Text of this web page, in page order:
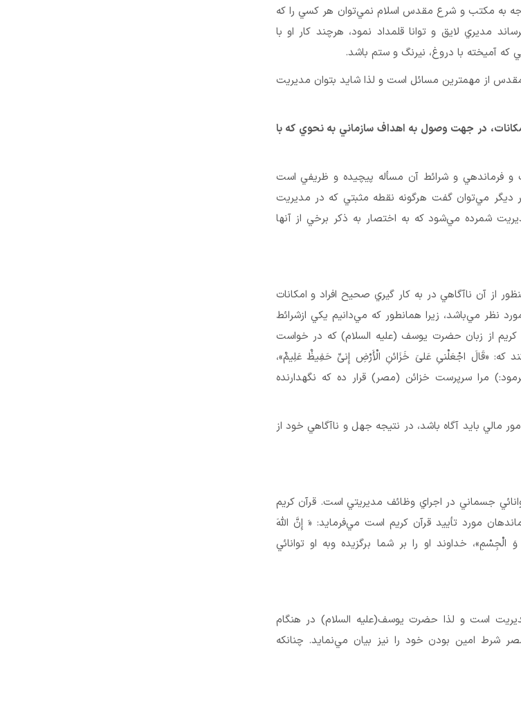
به مكتب و شرع مقدس اسلام نمي‌توان هر كسي را كه
مديري لايق و توانا قلمداد نمود، هرچند كار او با
كه آميخته با دروغ، نيرنگ و ستم باشد.
از مهمترين مسائل است و لذا شايد بتوان مديريت
در جهت وصول به اهداف سازماني به نحوي كه با
و فرماندهي و شرائط آن مسأله پيچيده و ظريفي است
ديگر مي‌توان گفت هرگونه نقطه مثبتي كه در مديريت
شمرده مي‌شود كه به اختصار به ذكر برخي از آنها
از آن ناآگاهي در به كار گيري صحيح افراد و امكانات
نظر مي‌باشد، زيرا همانطور كه مي‌دانيم يكي ازشرائط
از زبان حضرت يوسف (علیه السلام) كه در خواست
كه: «قَالَ اجْعَلْنىِ عَلىَ‏ خَزَائنِ الْأَرْضِ إِنىّ‏ِ حَفِيظٌ عَلِيمٌ»،
مرا سرپرست خزائن (مصر) قرار ده كه نگهدارنده
مالي بايد آگاه باشد، در نتيجه جهل و ناآگاهي خود از
جسماني در اجراي وظائف مديريتي است. قرآن كريم
مورد تأييد قرآن كريم است مي‌فرمايد: «َ إِنَّ اللَّهَ
خداوند او را بر شما برگزيده وبه او توانائي
است و لذا حضرت يوسف(علیه السلام) در هنگام
شرط امين بودن خود را نيز بيان مي‌نمايد. چنانكه